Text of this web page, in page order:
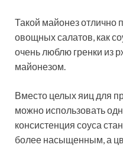
Такой майонез отлично
овощных салатов, как
очень люблю гренки из
майонезом.
Вместо целых яиц для
можно использовать
консистенция соуса
более насыщенным, а